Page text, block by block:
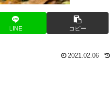
LINE コピー
2021.02.06